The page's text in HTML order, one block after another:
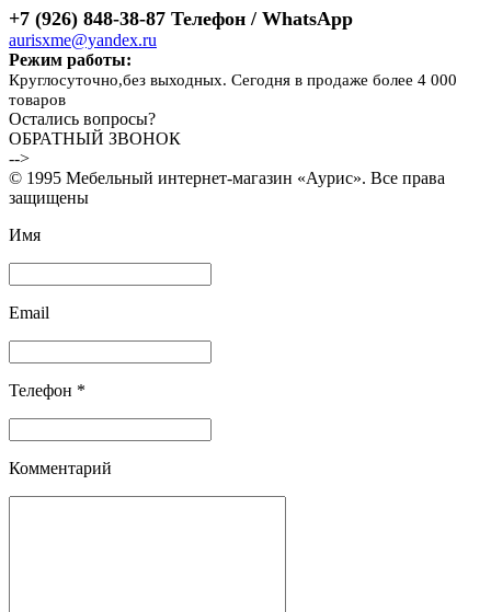
+7 (926) 848-38-87 Телефон / WhatsApp
aurisxme@yandex.ru
Режим работы:
Круглосуточно,без выходных. Сегодня в продаже более 4 000
товаров
Остались вопросы?
ОБРАТНЫЙ ЗВОНОК
-->
© 1995 Мебельный интернет-магазин «Аурис». Все права
защищены
Имя
Email
Телефон *
Комментарий